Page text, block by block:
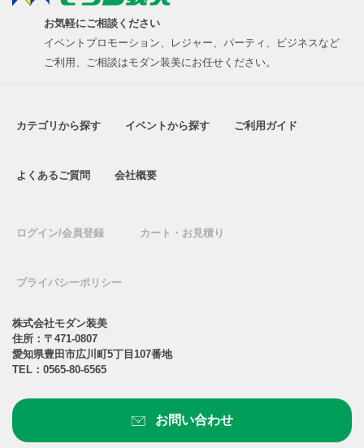
お気軽にご相談ください
イベントプロモーション、レジャー、パーティ、ビジネスなど
ご利用、ご相談はモダン装美にお任せください。
カテゴリから探す イベントから探す ご利用ガイド
よくあるご質問 会社概要
ログイン/会員登録 カート・お見積り
プライバシーポリシー
株式会社モダン装美
住所：〒471-0807
愛知県豊田市広川町5丁目107番地
TEL： 0565-80-6565
お問い合わせ